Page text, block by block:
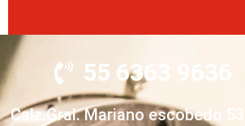
55 6363 9636
Calz.Gral. Mariano escobedo